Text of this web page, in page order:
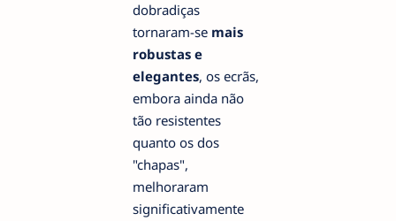
dobradiças
tornaram-se mais
robustas e
elegantes, os ecrãs,
embora ainda não
tão resistentes
quanto os dos
"chapas",
melhoraram
significativamente